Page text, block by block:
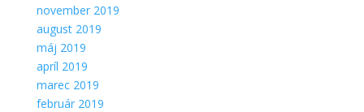
november 2019
august 2019
máj 2019
apríl 2019
marec 2019
február 2019